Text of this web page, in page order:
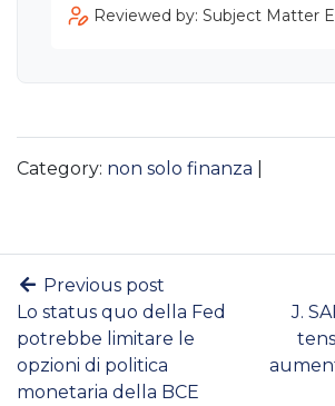
Reviewed by: Subject Matter
Category: non solo finanza
Previous post
Lo status quo della Fed
potrebbe limitare le
opzioni di politica
monetaria della BCE
J.